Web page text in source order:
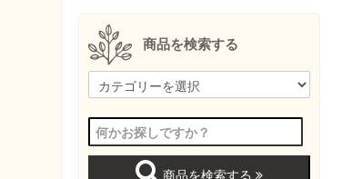
商品を検索する
商品を検索する